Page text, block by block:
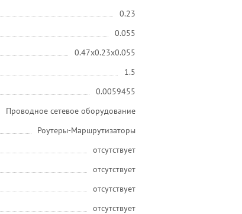
0.23
0.055
0.47x0.23x0.055
1.5
0.0059455
Проводное сетевое оборудование
Роутеры-Маршрутизаторы
отсутствует
отсутствует
отсутствует
отсутствует